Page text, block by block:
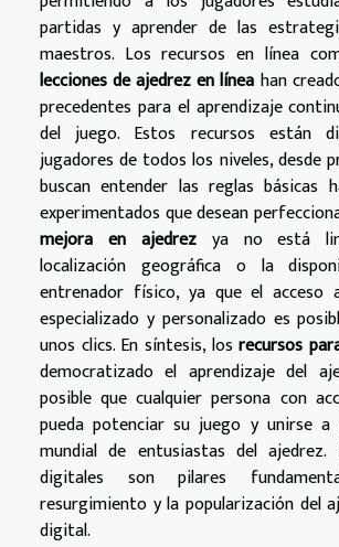
partidas y aprender de las
maestros. Los recursos en línea
lecciones de ajedrez en línea han
precedentes para el aprendizaje
del juego. Estos recursos están
jugadores de todos los niveles, desde
buscan entender las reglas básicas
experimentados que desean
mejora en ajedrezya no está
localización geográfica o la
entrenador físico, ya que el acceso
especializado y personalizado es
unos clics. En síntesis, losrecursos
democratizado el aprendizaje del
posible que cualquier persona con
pueda potenciar su juego y unirse a
mundial de entusiastas del ajedrez.
digitales son pilares
resurgimiento y la popularización del
digital.